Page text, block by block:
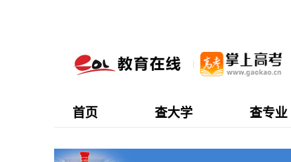
首页 查大学 查专业